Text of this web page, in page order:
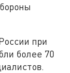
при
более 70